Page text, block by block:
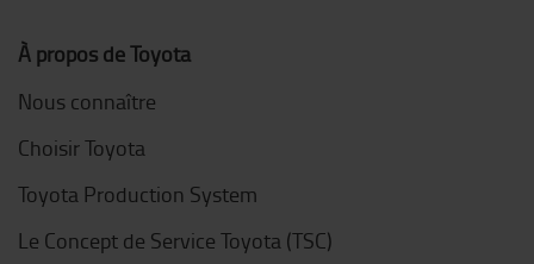
À propos de Toyota
Nous connaître
Choisir Toyota
Toyota Production System
Le Concept de Service Toyota (TSC)